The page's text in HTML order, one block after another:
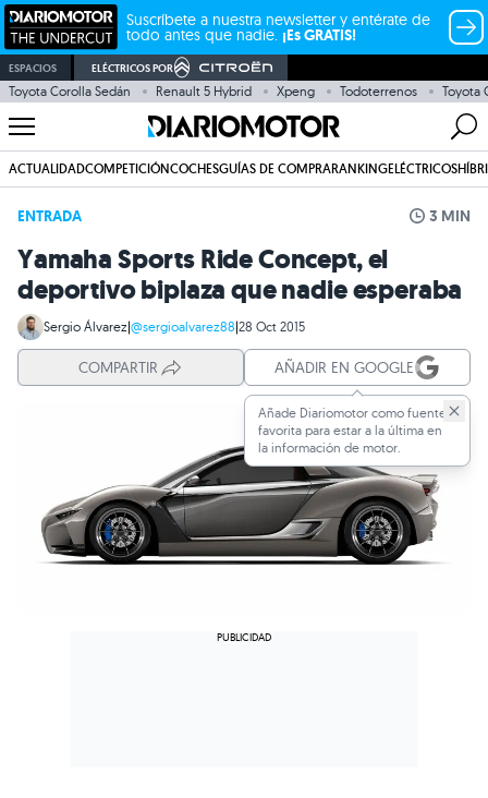
Suscríbete a nuestra newsletter y entérate de
todo antes que nadie. ¡Es GRATIS!
ESPACIOS ELÉCTRICOS POR
Toyota Corolla Sedán Renault 5 Hybrid Xpeng Todoterrenos Toyota
ACTUALIDADCOMPETICIÓNCOCHESGUÍAS DE COMPRARANKINGELÉCTRICOS
ENTRADA 3 MIN
Yamaha Sports Ride Concept, el
deportivo biplaza que nadie esperaba
Sergio Álvarez|@sergioalvarez88|28 Oct 2015
COMPARTIR AÑADIR EN GOOGLE
Añade Diariomotor como fuente
favorita para estar a la última en
la información de motor.